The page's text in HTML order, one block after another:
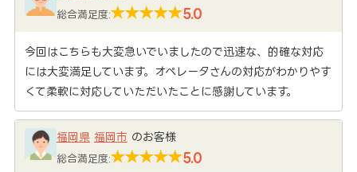
総合満足度: 5.0
今回はこちらも大変急いでいましたので迅速な、的確な対応
には大変満足しています。オペレータさんの対応がわかりやす
くて柔軟に対応していただいたことに感謝しています。
福岡県 福岡市 のお客様
総合満足度: 5.0